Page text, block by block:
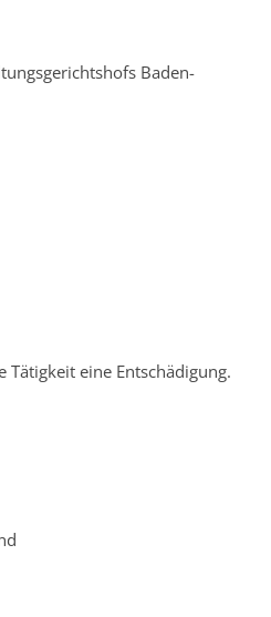
Baden-
eine Entschädigung.